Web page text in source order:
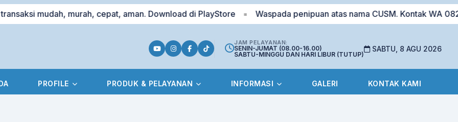
mudah, murah, cepat, aman. Download di PlayStore ■ Waspada penipuan atas nama CUSM. Kontak WA 0823-
JAM PELAYANAN:
SENIN-JUMAT (08.00-16.00)
SABTU-MINGGU DAN HARI LIBUR (TUTUP)
SABTU, 8 AGU 2026
PROFILE PRODUK & PELAYANAN INFORMASI GALERI KONTAK KAMI